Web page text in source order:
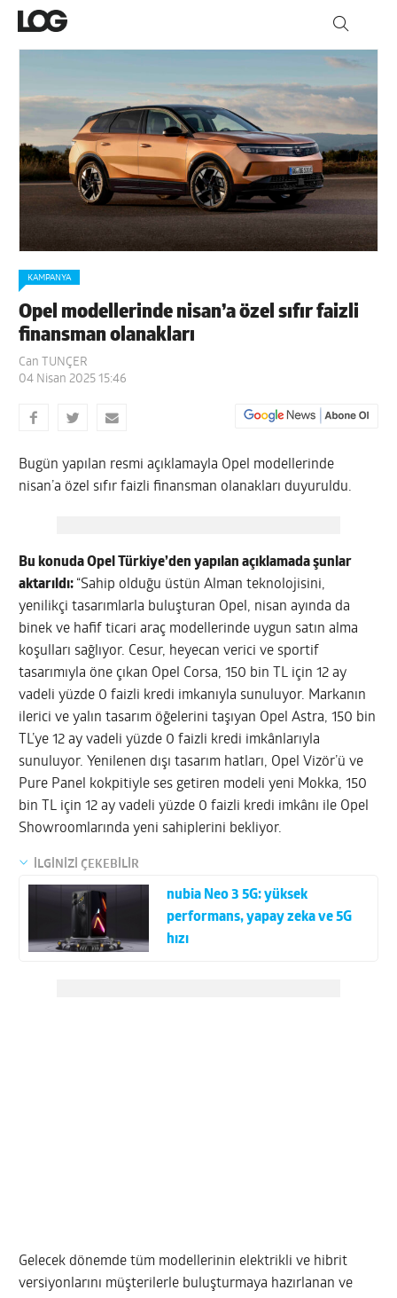
KAMPANYA
Opel modellerinde nisan’a özel sıfır faizli
finansman olanakları
Can TUNÇER
04 Nisan 2025 15:46
Bugün yapılan resmi açıklamayla Opel modellerinde
nisan’a özel sıfır faizli finansman olanakları duyuruldu.
Bu konuda Opel Türkiye’den yapılan açıklamada şunlar
aktarıldı: “Sahip olduğu üstün Alman teknolojisini,
yenilikçi tasarımlarla buluşturan Opel, nisan ayında da
binek ve hafif ticari araç modellerinde uygun satın alma
koşulları sağlıyor. Cesur, heyecan verici ve sportif
tasarımıyla öne çıkan Opel Corsa, 150 bin TL için 12 ay
vadeli yüzde 0 faizli kredi imkanıyla sunuluyor. Markanın
ilerici ve yalın tasarım öğelerini taşıyan Opel Astra, 150 bin
TL’ye 12 ay vadeli yüzde 0 faizli kredi imkânlarıyla
sunuluyor. Yenilenen dışı tasarım hatları, Opel Vizör’ü ve
Pure Panel kokpitiyle ses getiren modeli yeni Mokka, 150
bin TL için 12 ay vadeli yüzde 0 faizli kredi imkânı ile Opel
Showroomlarında yeni sahiplerini bekliyor.
İLGİNİZİ ÇEKEBİLİR
nubia Neo 3 5G: yüksek
performans, yapay zeka ve 5G
hızı
Gelecek dönemde tüm modellerinin elektrikli ve hibrit
versiyonlarını müşterilerle buluşturmaya hazırlanan ve